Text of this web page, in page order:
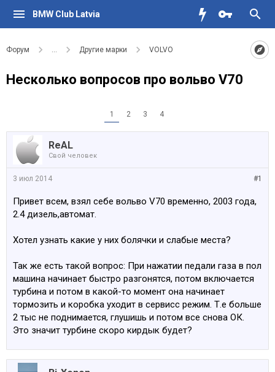
BMW Club Latvia
Форум ... Другие марки VOLVO
Несколько вопросов про вольво V70
1 2 3 4
ReAL
Свой человек
#1
3 июл 2014
Привет всем, взял себе вольво V70 временно, 2003 года,
2.4 дизель,автомат.
Хотел узнать какие у них болячки и слабые места?
Так же есть такой вопрос: При нажатии педали газа в пол
машина начинает быстро разгонятся, потом включается
турбина и потом в какой-то момент она начинает
тормозить и коробка уходит в сервисс режим. Т.е больше
2 тыс не поднимается, глушишь и потом все снова ОК.
Это значит турбине скоро кирдык будет?